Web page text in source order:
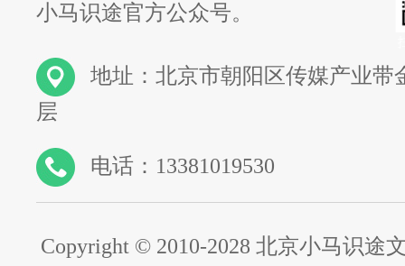
小马识途官方公众号。
地址：北京市朝阳区传媒产业带
层
电话：13381019530
Copyright © 2010-2028 北京小马识途